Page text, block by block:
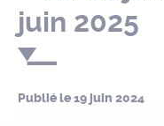
juin 2025
Publié le19 juin 2024